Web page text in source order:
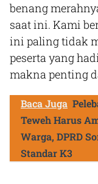
benang
saat ini. Kami
ini paling tidak
peserta yang
makna penting
Baca Juga
Teweh Harus
Warga, DPRD
Standar K3